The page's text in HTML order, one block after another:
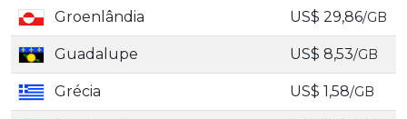
Groenlândia US$ 29,86/GB
Guadalupe US$ 8,53/GB
Grécia US$ 1,58/GB